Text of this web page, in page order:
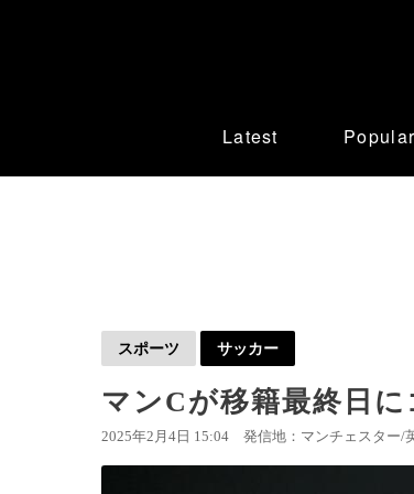
Latest Popular
スポーツ サッカー
マンCが移籍最終日
2025年2月4日 15:04 発信地：マンチェスター/